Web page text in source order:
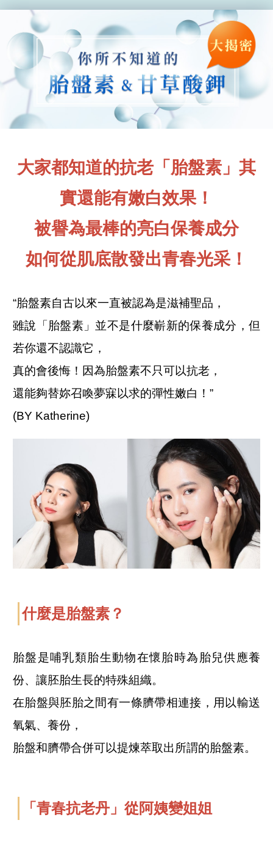
大家都知道的抗老「胎盤素」其
實還能有嫩白效果！
被譽為最棒的亮白保養成分
如何從肌底散發出青春光采！
“胎盤素自古以來一直被認為是滋補聖品，
雖說「胎盤素」並不是什麼嶄新的保養成分，但
若你還不認識它，
真的會後悔！因為胎盤素不只可以抗老，
還能夠替妳召喚夢寐以求的彈性嫩白！”
(BY Katherine)
什麼是胎盤素？
胎盤是哺乳類胎生動物在懷胎時為胎兒供應養
份、讓胚胎生長的特殊組織。
在胎盤與胚胎之間有一條臍帶相連接，用以輸送
氧氣、養份，
胎盤和臍帶合併可以提煉萃取出所謂的胎盤素。
「青春抗老丹」從阿姨變姐姐